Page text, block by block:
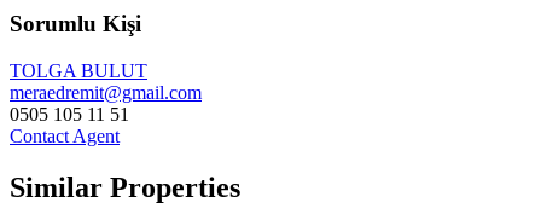
Sorumlu Kişi
TOLGA BULUT
meraedremit@gmail.com
0505 105 11 51
Contact Agent
Similar Properties